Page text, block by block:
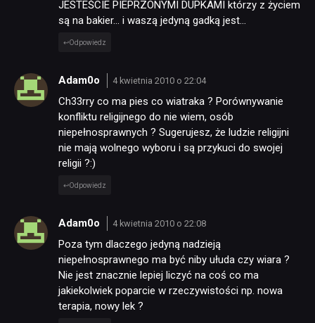
JESTEŚCIE PIEPRZONYMI DUPKAMI którzy z życiem
są na bakier… i waszą jedyną gadką jest…
Odpowiedz
Adam0o 4 kwietnia 2010 o 22:04
Ch33rry co ma pies co wiatraka ? Porównywanie
konfliktu religijnego do nie wiem, osób
niepełnosprawnych ? Sugerujesz, że ludzie religijni
nie mają wolnego wyboru i są przykuci do swojej
religii ?:)
Odpowiedz
Adam0o 4 kwietnia 2010 o 22:08
Poza tym dlaczego jedyną nadzieją
niepełnosprawnego ma być niby ułuda czy wiara ?
Nie jest znacznie lepiej liczyć na coś co ma
jakiekolwiek poparcie w rzeczywistości np. nowa
terapia, nowy lek ?